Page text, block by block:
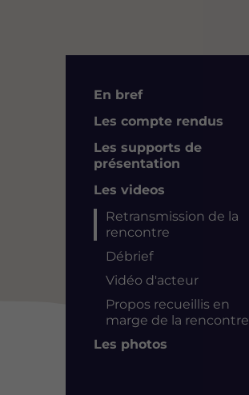
Résumé
En bref
Les compte rendus
Les supports de
présentation
Les videos
Retransmission de la
rencontre
Débrief
Vidéo d'acteur
Propos recueillis en
marge de la rencontre
Les photos